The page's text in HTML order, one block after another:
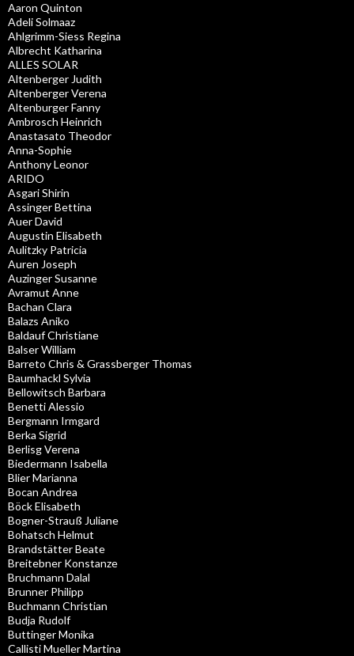
Aaron Quinton
Adeli Solmaaz
Ahlgrimm-Siess Regina
Albrecht Katharina
ALLES SOLAR
Altenberger Judith
Altenberger Verena
Altenburger Fanny
Ambrosch Heinrich
Anastasato Theodor
Anna-Sophie
Anthony Leonor
ARIDO
Asgari Shirin
Assinger Bettina
Auer David
Augustin Elisabeth
Aulitzky Patricia
Auren Joseph
Auzinger Susanne
Avramut Anne
Bachan Clara
Balazs Aniko
Baldauf Christiane
Balser William
Barreto Chris & Grassberger Thomas
Baumhackl Sylvia
Bellowitsch Barbara
Benetti Alessio
Bergmann Irmgard
Berka Sigrid
Berlisg Verena
Biedermann Isabella
Blier Marianna
Bocan Andrea
Böck Elisabeth
Bogner-Strauß Juliane
Bohatsch Helmut
Brandstätter Beate
Breitebner Konstanze
Bruchmann Dalal
Brunner Philipp
Buchmann Christian
Budja Rudolf
Buttinger Monika
Callisti Mueller Martina